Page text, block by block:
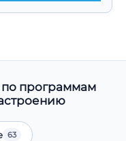
программам
63